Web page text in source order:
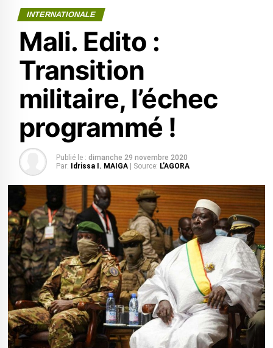
INTERNATIONALE
Mali. Edito :
Transition
militaire, l’échec
programmé !
Publié le : dimanche 29 novembre 2020
Par:
Idrissa I. MAIGA | Source: L’AGORA